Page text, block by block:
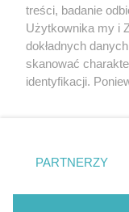
Nie zapomnij
zapoznać się z:
polityką
Twojemiasto
Piekary Śląskie
Chorzów
Tarnowskie Góry
Gliwice
treści, badanie
Użytkownika my i
dokładnych
skanować
identyfikacji.
prywatności
. Niektóre
zgody
takiemu
PARTNERZY